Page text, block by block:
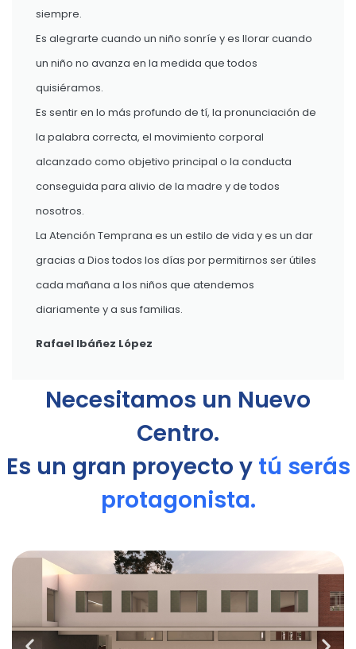
siempre.
Es alegrarte cuando un niño sonríe y es llorar cuando
un niño no avanza en la medida que todos
quisiéramos.
Es sentir en lo más profundo de tí, la pronunciación de
la palabra correcta, el movimiento corporal
alcanzado como objetivo principal o la conducta
conseguida para alivio de la madre y de todos
nosotros.
La Atención Temprana es un estilo de vida y es un dar
gracias a Dios todos los días por permitirnos ser útiles
cada mañana a los niños que atendemos
diariamente y a sus familias.
Rafael Ibáñez López
Necesitamos un Nuevo
Centro.
Es un gran proyecto y tú serás
protagonista.